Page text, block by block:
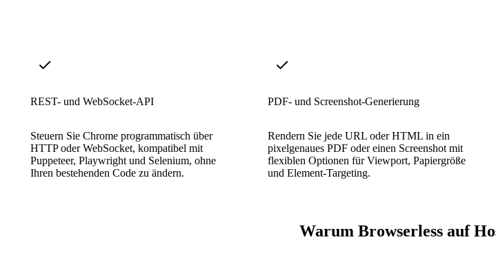
REST- und WebSocket-API
Steuern Sie Chrome programmatisch über
HTTP oder WebSocket, kompatibel mit
Puppeteer, Playwright und Selenium, ohne
Ihren bestehenden Code zu ändern.
PDF- und Screenshot-Generierung
Rendern Sie jede URL oder HTML in ein
pixelgenaues PDF oder einen Screenshot mit
flexiblen Optionen für Viewport, Papiergröße
und Element-Targeting.
Warum Browserless auf